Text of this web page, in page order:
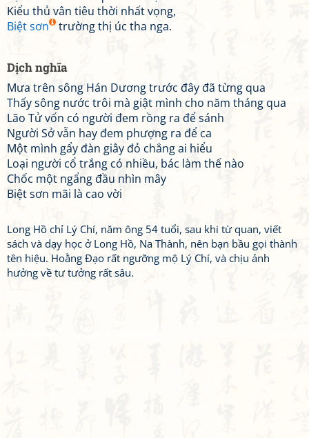
Kiểu thủ vân tiêu thời nhất vọng,
Biệt sơn
trường thị úc tha nga.
Dịch nghĩa
Mưa trên sông Hán Dương trước đây đã từng qua
Thấy sông nước trôi mà giật mình cho năm tháng qua
Lão Tử vốn có người đem rồng ra để sánh
Người Sở vẫn hay đem phượng ra để ca
Một mình gẩy đàn giây đỏ chẳng ai hiểu
Loại người cổ trắng có nhiều, bác làm thế nào
Chốc một ngẩng đầu nhìn mây
Biệt sơn mãi là cao vời
Long Hồ chỉ Lý Chí, năm ông 54 tuổi, sau khi từ quan, viết
sách và dạy học ở Long Hồ, Na Thành, nên bạn bầu gọi thành
tên hiệu. Hoằng Đạo rất ngưỡng mộ Lý Chí, và chịu ảnh
hưởng về tư tưởng rất sâu.